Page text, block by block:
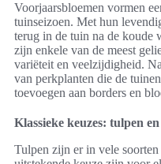
Voorjaarsbloemen vormen
tuinseizoen. Met hun
terug in de tuin na de koude
zijn enkele van de meest
variëteit en veelzijdigheid.
van perkplanten die de
toevoegen aan borders en
Klassieke keuzes: tulpen
Tulpen zijn er in vele